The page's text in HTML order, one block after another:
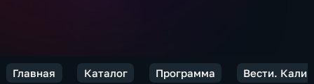
Главная Каталог Программа Вести.